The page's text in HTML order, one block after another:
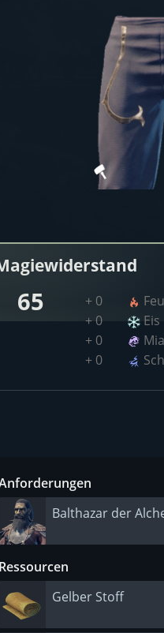
65 + 0
+ 0
Eis
+ 0
+ 0
Balthazar der
Ressourcen
Gelber Stoff